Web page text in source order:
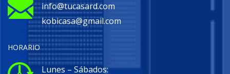
info@tucasard.com
kobicasa@gmail.com
HORARIO
Lunes – Sábados: